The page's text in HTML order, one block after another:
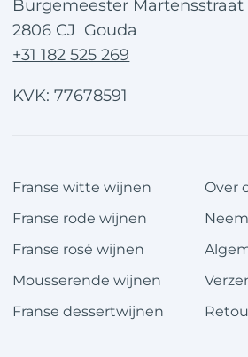
Burgemeester Martensstraat
2806 CJ Gouda
+31 182 525 269
KVK: 77678591
Franse witte wijnen
Franse rode wijnen
Franse rosé wijnen
Mousserende wijnen
Franse dessertwijnen
Over